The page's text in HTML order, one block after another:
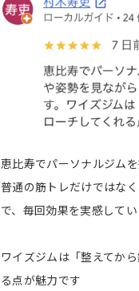
恵比寿でパーソナルジム
普通の筋トレだけではな
で、毎回効果を実感してい
ワイズジムは「整えてか
る点が魅力です